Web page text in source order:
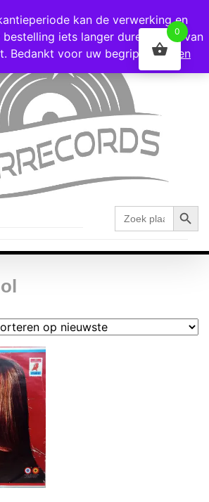
= vandaag verzonden!
Zoek
naar:
kan de verwerking en
iets langer duren dan u van
Bedankt voor uw begrip!
Negeren
0